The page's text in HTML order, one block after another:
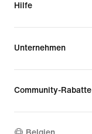
Hilfe
Unternehmen
Community-Rabatte